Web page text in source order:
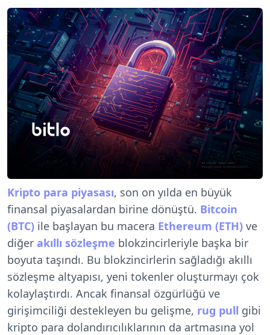
Kripto para piyasası, son on yılda en büyük
finansal piyasalardan birine dönüştü. Bitcoin
(BTC) ile başlayan bu macera Ethereum (ETH) ve
diğer akıllı sözleşme blokzincirleriyle başka bir
boyuta taşındı. Bu blokzincirlerin sağladığı akıllı
sözleşme altyapısı, yeni tokenler oluşturmayı çok
kolaylaştırdı. Ancak finansal özgürlüğü ve
girişimciliği destekleyen bu gelişme, rug pull gibi
kripto para dolandırıcılıklarının da artmasına yol